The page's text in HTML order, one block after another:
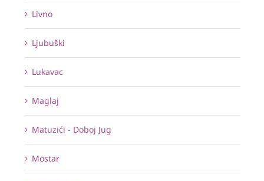
Livno
Ljubuški
Lukavac
Maglaj
Matuzići - Doboj Jug
Mostar